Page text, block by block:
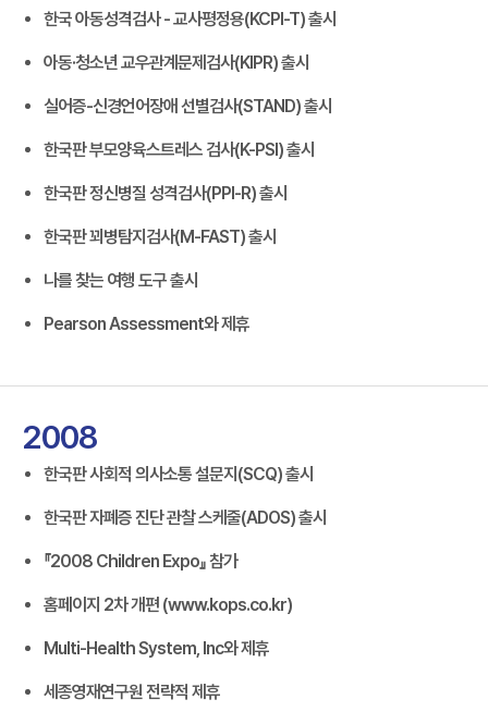
한국 아동성격검사 - 교사평정용(KCPI-T) 출시
아동·청소년 교우관계문제검사(KIPR) 출시
실어증-신경언어장애 선별검사(STAND) 출시
한국판 부모양육스트레스 검사(K-PSI) 출시
한국판 정신병질 성격검사(PPI-R) 출시
한국판 꾀병탐지검사(M-FAST) 출시
나를 찾는 여행 도구 출시
Pearson Assessment와 제휴
2008
한국판 사회적 의사소통 설문지(SCQ) 출시
한국판 자폐증 진단 관찰 스케줄(ADOS) 출시
『2008 Children Expo』 참가
홈페이지 2차 개편 (www.kops.co.kr)
Multi-Health System, Inc와 제휴
세종영재연구원 전략적 제휴